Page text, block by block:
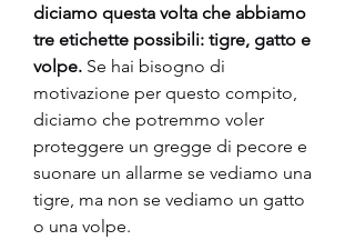
diciamo questa volta che abbiamo
tre etichette possibili: tigre, gatto e
volpe. Se hai bisogno di
motivazione per questo compito,
diciamo che potremmo voler
proteggere un gregge di pecore e
suonare un allarme se vediamo una
tigre, ma non se vediamo un gatto
o una volpe.